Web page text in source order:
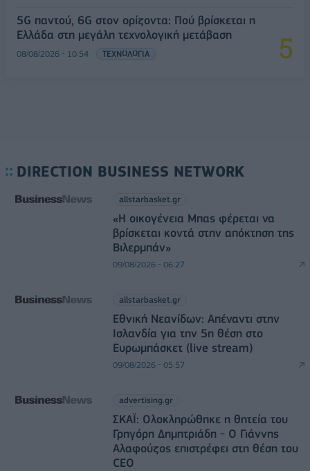
5G παντού, 6G στον ορίζοντα: Πού βρίσκεται η
Ελλάδα στη μεγάλη τεχνολογική μετάβαση
08/08/2026 - 10:54 ΤΕΧΝΟΛΟΓΙΑ
DIRECTION BUSINESS NETWORK
allstarbasket.gr
«Η οικογένεια Μπας φέρεται να
βρίσκεται κοντά στην απόκτηση της
Βιλερμπάν»
09/08/2026 - 06:27
allstarbasket.gr
Εθνική Νεανίδων: Απέναντι στην
Ισλανδία για την 5η θέση στο
Ευρωμπάσκετ (live stream)
09/08/2026 - 05:57
advertising.gr
ΣΚΑΪ: Ολοκληρώθηκε η θητεία του
Γρηγόρη Δημητριάδη - Ο Γιάννης
Αλαφούζος επιστρέφει στη θέση του
CEO